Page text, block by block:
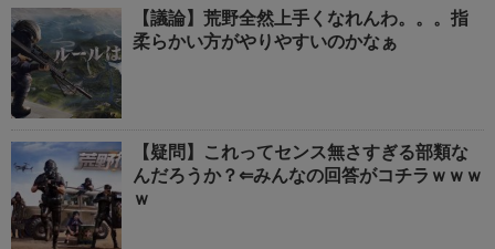
【議論】荒野全然上手くなれんわ。。。指
柔らかい方がやりやすいのかなぁ
【疑問】これってセンス無さすぎる部類な
んだろうか？⇐みんなの回答がコチラｗｗｗ
ｗ